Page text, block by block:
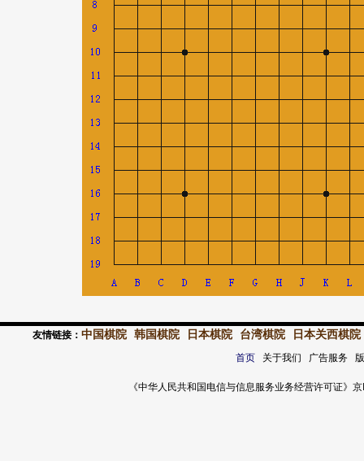
友情链接： 中国棋院 韩国棋院 日本棋院 台湾棋院 日本关西棋院
首页关于我们 广告服务
《中华人民共和国电信与信息服务业务经营许可证